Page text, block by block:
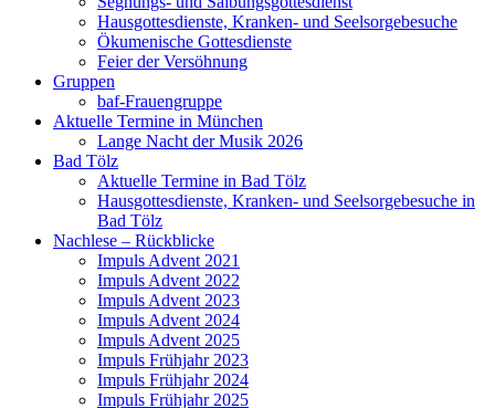
Hausgottesdienste, Kranken- und Seelsorgebesuche
Ökumenische Gottesdienste
Feier der Versöhnung
Gruppen
baf-Frauengruppe
Aktuelle Termine in München
Lange Nacht der Musik 2026
Bad Tölz
Aktuelle Termine in Bad Tölz
Hausgottesdienste, Kranken- und Seelsorgebesuche in
Bad Tölz
Nachlese – Rückblicke
Impuls Advent 2021
Impuls Advent 2022
Impuls Advent 2023
Impuls Advent 2024
Impuls Advent 2025
Impuls Frühjahr 2023
Impuls Frühjahr 2024
Impuls Frühjahr 2025